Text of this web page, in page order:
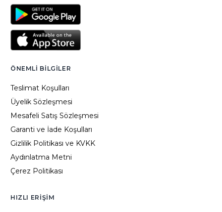
ÖNEMLI BILGILER
Teslimat Koşulları
Üyelik Sözleşmesi
Mesafeli Satış Sözleşmesi
Garanti ve İade Koşulları
Gizlilik Politikası ve KVKK
Aydınlatma Metni
Çerez Politikası
HIZLI ERIŞIM